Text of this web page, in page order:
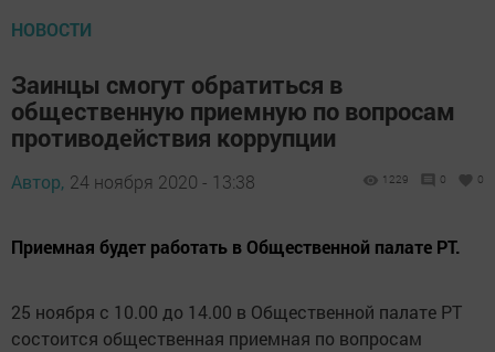
НОВОСТИ
Заинцы смогут обратиться в
общественную приемную по вопросам
противодействия коррупции
Автор, 24 ноября 2020 - 13:38 1229 0 0
Приемная будет работать в Общественной палате РТ.
25 ноября с 10.00 до 14.00 в Общественной палате РТ
состоится общественная приемная по вопросам